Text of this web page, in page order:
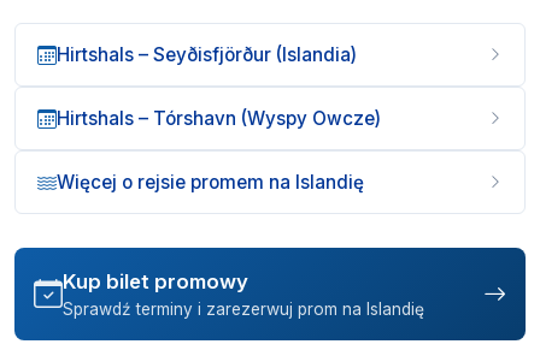
Hirtshals – Seyðisfjörður (Islandia)
Hirtshals – Tórshavn (Wyspy Owcze)
Więcej o rejsie promem na Islandię
Kup bilet promowy
Sprawdź terminy i zarezerwuj prom na Islandię